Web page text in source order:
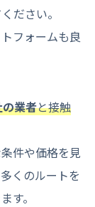
ださい。
フォームも良
業者と接触
件や価格を見
くのルートを
す。